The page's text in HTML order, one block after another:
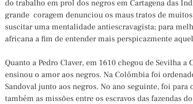
do trabalho em prol dos negros em Cartagena das
grande coragem denunciou os maus tratos de
suscitar uma mentalidade antiescravagista; para
africana a fim de entender mais perspicazmente
Quanto a Pedro Claver, em 1610 chegou de Sevilha a
ensinou o amor aos negros. Na Colômbia foi
Sandoval junto aos negros. No ano seguinte, foi para
também as missões entre os escravos das fazendas